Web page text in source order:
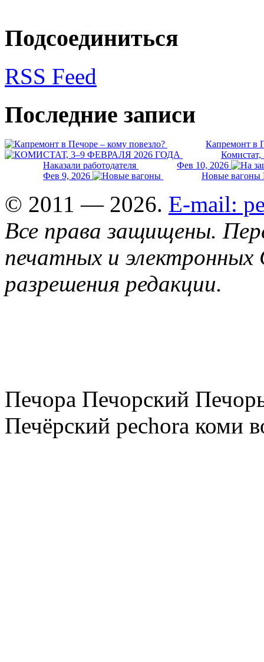
Подсоединиться
RSS Feed
Последние записи
Капремонт в
Комистат,
Наказали работодателя
Фев 10, 2026
Фев 9, 2026
Новые вагоны
© 2011 — 2026. E-mail:
Все права защищены.
печатных и
разрешения редакции.
Печора Печорский
Печёрский pechora коми